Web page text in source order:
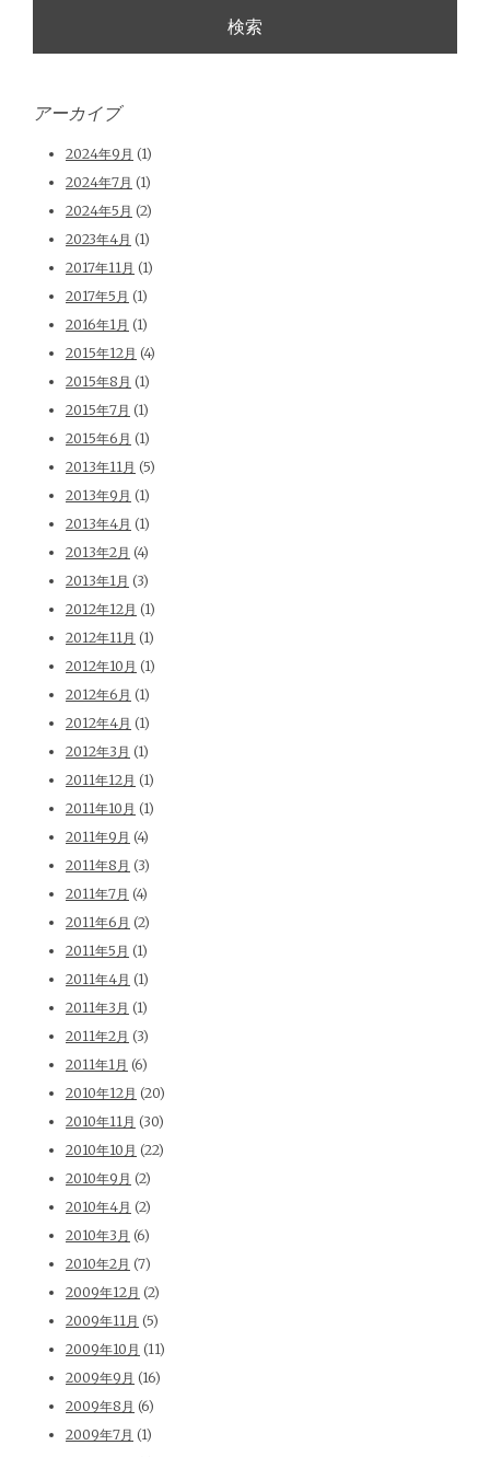
アーカイブ
2024年9月 (1)
2024年7月 (1)
2024年5月 (2)
2023年4月 (1)
2017年11月 (1)
2017年5月 (1)
2016年1月 (1)
2015年12月 (4)
2015年8月 (1)
2015年7月 (1)
2015年6月 (1)
2013年11月 (5)
2013年9月 (1)
2013年4月 (1)
2013年2月 (4)
2013年1月 (3)
2012年12月 (1)
2012年11月 (1)
2012年10月 (1)
2012年6月 (1)
2012年4月 (1)
2012年3月 (1)
2011年12月 (1)
2011年10月 (1)
2011年9月 (4)
2011年8月 (3)
2011年7月 (4)
2011年6月 (2)
2011年5月 (1)
2011年4月 (1)
2011年3月 (1)
2011年2月 (3)
2011年1月 (6)
2010年12月 (20)
2010年11月 (30)
2010年10月 (22)
2010年9月 (2)
2010年4月 (2)
2010年3月 (6)
2010年2月 (7)
2009年12月 (2)
2009年11月 (5)
2009年10月 (11)
2009年9月 (16)
2009年8月 (6)
2009年7月 (1)